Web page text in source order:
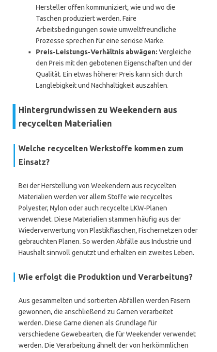
Hersteller offen kommuniziert, wie und wo die
Taschen produziert werden. Faire
Arbeitsbedingungen sowie umweltfreundliche
Prozesse sprechen für eine seriöse Marke.
Preis-Leistungs-Verhältnis abwägen: Vergleiche
den Preis mit den gebotenen Eigenschaften und der
Qualität. Ein etwas höherer Preis kann sich durch
Langlebigkeit und Nachhaltigkeit auszahlen.
Hintergrundwissen zu Weekendern aus
recycelten Materialien
Welche recycelten Werkstoffe kommen zum
Einsatz?
Bei der Herstellung von Weekendern aus recycelten
Materialien werden vor allem Stoffe wie recyceltes
Polyester, Nylon oder auch recycelte LKW-Planen
verwendet. Diese Materialien stammen häufig aus der
Wiederverwertung von Plastikflaschen, Fischernetzen oder
gebrauchten Planen. So werden Abfälle aus Industrie und
Haushalt sinnvoll genutzt und erhalten ein zweites Leben.
Wie erfolgt die Produktion und Verarbeitung?
Aus gesammelten und sortierten Abfällen werden Fasern
gewonnen, die anschließend zu Garnen verarbeitet
werden. Diese Garne dienen als Grundlage für
verschiedene Gewebearten, die für Weekender verwendet
werden. Die Verarbeitung ähnelt der von herkömmlichen